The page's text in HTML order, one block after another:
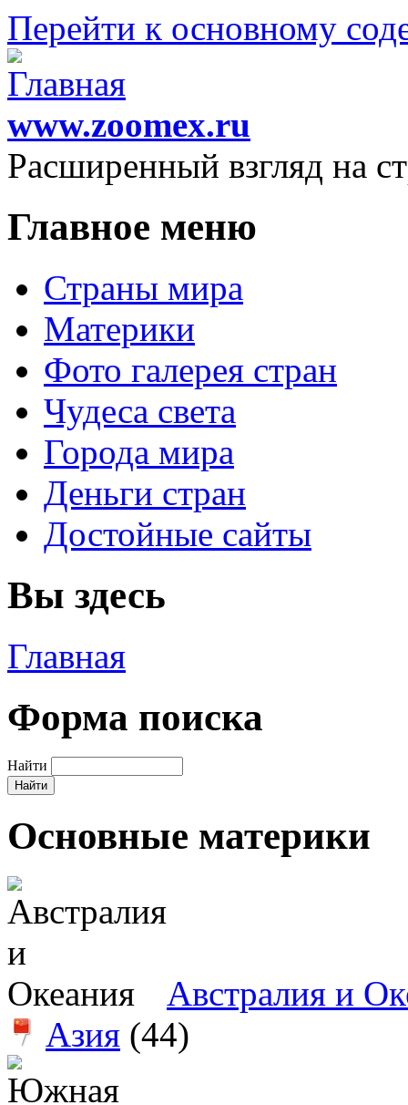
Перейти к основному
www.zoomex.ru
Расширенный взгляд на
Главное меню
Страны мира
Материки
Фото галерея стран
Чудеса света
Города мира
Деньги стран
Достойные сайты
Вы здесь
Главная
Форма поиска
Найти
Основные материки
Австралия и
Азия (44)